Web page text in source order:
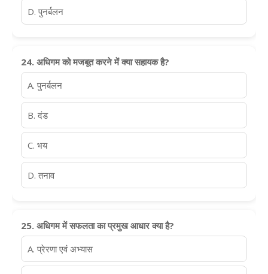
D. पुनर्बलन
24. अधिगम को मजबूत करने में क्या सहायक है?
A. पुनर्बलन
B. दंड
C. भय
D. तनाव
25. अधिगम में सफलता का प्रमुख आधार क्या है?
A. प्रेरणा एवं अभ्यास